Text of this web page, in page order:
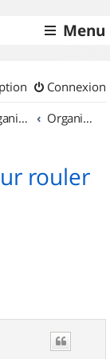
Menu
Connexion
Organisation de sorties & Recherche de partenaires Organisation de sorties en région Bourgogne
rouler